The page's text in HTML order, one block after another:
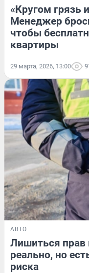
«Кругом грязь
Менеджер
чтобы
квартиры
29 марта, 2026, 13:00
АВТО
Лишиться прав
реально, но
риска